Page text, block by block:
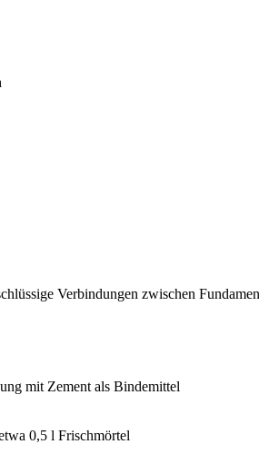
Verbindungen zwischen
mit Zement als Bindemittel
0,5 l Frischmörtel